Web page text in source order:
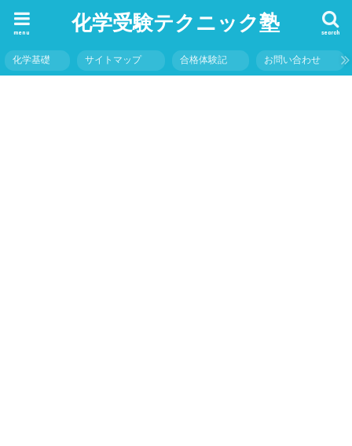
化学受験テクニック塾 search
menu
化学基礎 サイトマップ 合格体験記 お問い合わせ